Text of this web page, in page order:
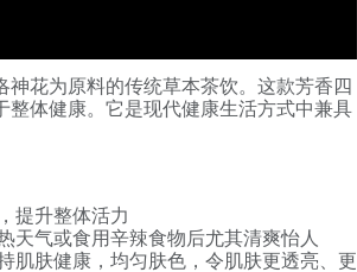
神花为原料的传统草本茶饮。这款芳香四
体健康。它是现代健康生活方式中兼具
提升整体活力
天气或食用辛辣食物后尤其清爽怡人
肌肤健康，均匀肤色，令肌肤更透亮、更